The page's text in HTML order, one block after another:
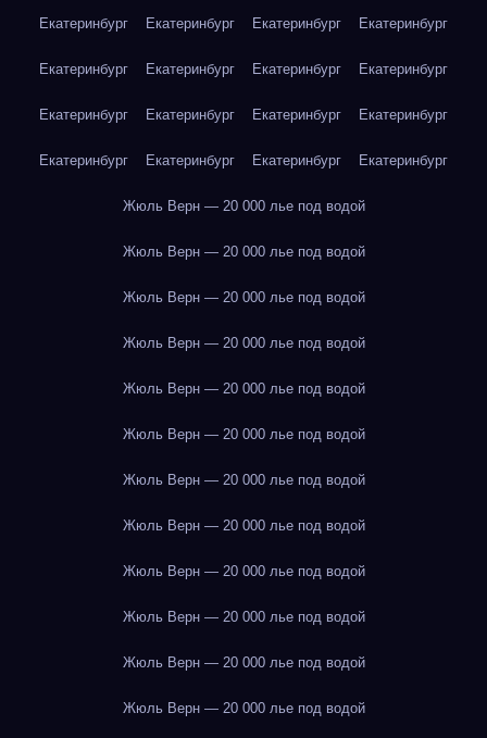
Екатеринбург Екатеринбург Екатеринбург Екатеринбург
Екатеринбург Екатеринбург Екатеринбург Екатеринбург
Екатеринбург Екатеринбург Екатеринбург Екатеринбург
Екатеринбург Екатеринбург Екатеринбург Екатеринбург
Жюль Верн — 20 000 лье под водой
Жюль Верн — 20 000 лье под водой
Жюль Верн — 20 000 лье под водой
Жюль Верн — 20 000 лье под водой
Жюль Верн — 20 000 лье под водой
Жюль Верн — 20 000 лье под водой
Жюль Верн — 20 000 лье под водой
Жюль Верн — 20 000 лье под водой
Жюль Верн — 20 000 лье под водой
Жюль Верн — 20 000 лье под водой
Жюль Верн — 20 000 лье под водой
Жюль Верн — 20 000 лье под водой